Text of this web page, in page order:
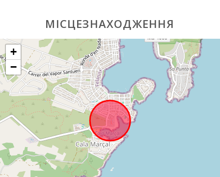
Щотижневий
базар у
Манакор
(понеділок) (км):
Супермаркет -
Меркадона (км):
Супермаркет
EROSKY (м):
Супермаркет
SPAR (м):
Супермаркет
LIDL (км):
МІСЦЕЗНАХОДЖЕННЯ
+
−